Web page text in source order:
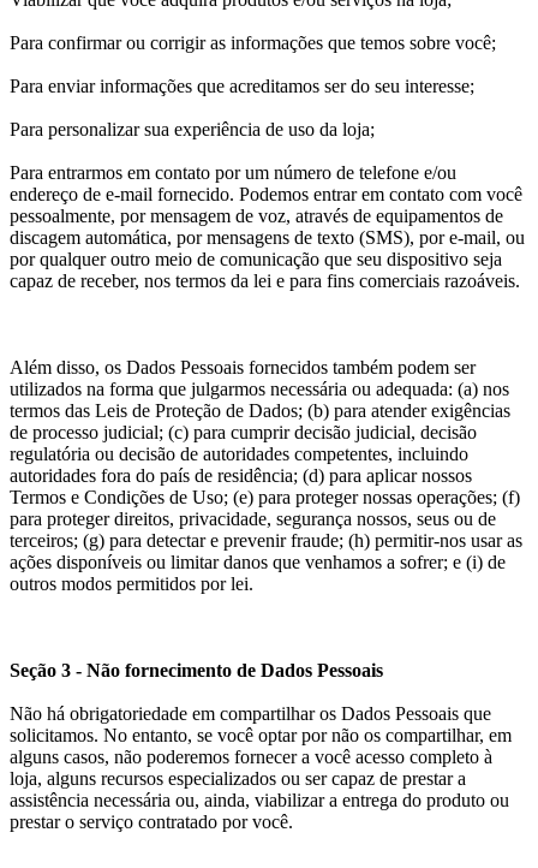
Para confirmar ou corrigir as informações que temos sobre você;
Para enviar informações que acreditamos ser do seu interesse;
Para personalizar sua experiência de uso da loja;
Para entrarmos em contato por um número de telefone e/ou
endereço de e-mail fornecido. Podemos entrar em contato com você
pessoalmente, por mensagem de voz, através de equipamentos de
discagem automática, por mensagens de texto (SMS), por e-mail, ou
por qualquer outro meio de comunicação que seu dispositivo seja
capaz de receber, nos termos da lei e para fins comerciais razoáveis.
Além disso, os Dados Pessoais fornecidos também podem ser
utilizados na forma que julgarmos necessária ou adequada: (a) nos
termos das Leis de Proteção de Dados; (b) para atender exigências
de processo judicial; (c) para cumprir decisão judicial, decisão
regulatória ou decisão de autoridades competentes, incluindo
autoridades fora do país de residência; (d) para aplicar nossos
Termos e Condições de Uso; (e) para proteger nossas operações; (f)
para proteger direitos, privacidade, segurança nossos, seus ou de
terceiros; (g) para detectar e prevenir fraude; (h) permitir-nos usar as
ações disponíveis ou limitar danos que venhamos a sofrer; e (i) de
outros modos permitidos por lei.
Seção 3 - Não fornecimento de Dados Pessoais
Não há obrigatoriedade em compartilhar os Dados Pessoais que
solicitamos. No entanto, se você optar por não os compartilhar, em
alguns casos, não poderemos fornecer a você acesso completo à
loja, alguns recursos especializados ou ser capaz de prestar a
assistência necessária ou, ainda, viabilizar a entrega do produto ou
prestar o serviço contratado por você.